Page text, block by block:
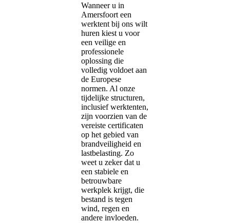
Wanneer u in
Amersfoort een
werktent bij ons wilt
huren kiest u voor
een veilige en
professionele
oplossing die
volledig voldoet aan
de Europese
normen. Al onze
tijdelijke structuren,
inclusief werktenten,
zijn voorzien van de
vereiste certificaten
op het gebied van
brandveiligheid en
lastbelasting. Zo
weet u zeker dat u
een stabiele en
betrouwbare
werkplek krijgt, die
bestand is tegen
wind, regen en
andere invloeden.